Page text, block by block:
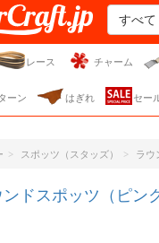
ドット・
すべて
レース チャーム
ーン はぎれ セー
スポッツ（スタッズ） ラウ
ドスポッツ（ピン